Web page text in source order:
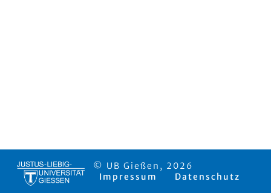
© UB Gießen, 2026
Impressum
Datenschutz